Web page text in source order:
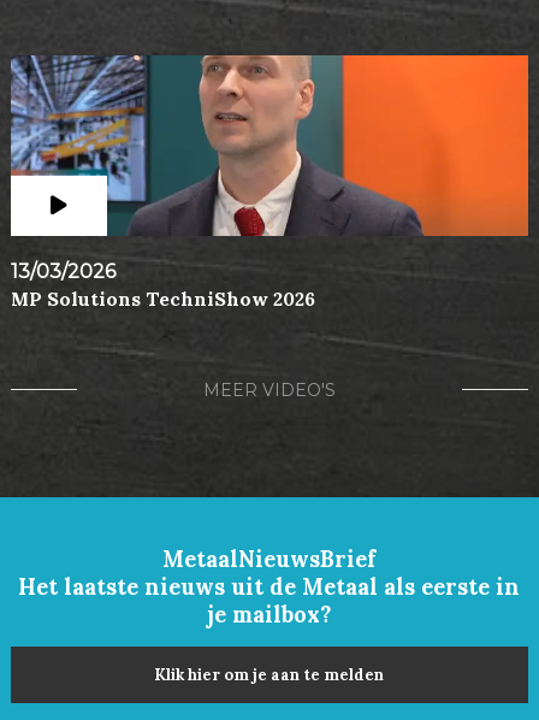
13/03/2026
MP Solutions TechniShow 2026
MEER VIDEO'S
MetaalNieuwsBrief
Het laatste nieuws uit de Metaal als eerste in
je mailbox?
Klik hier om je aan te melden